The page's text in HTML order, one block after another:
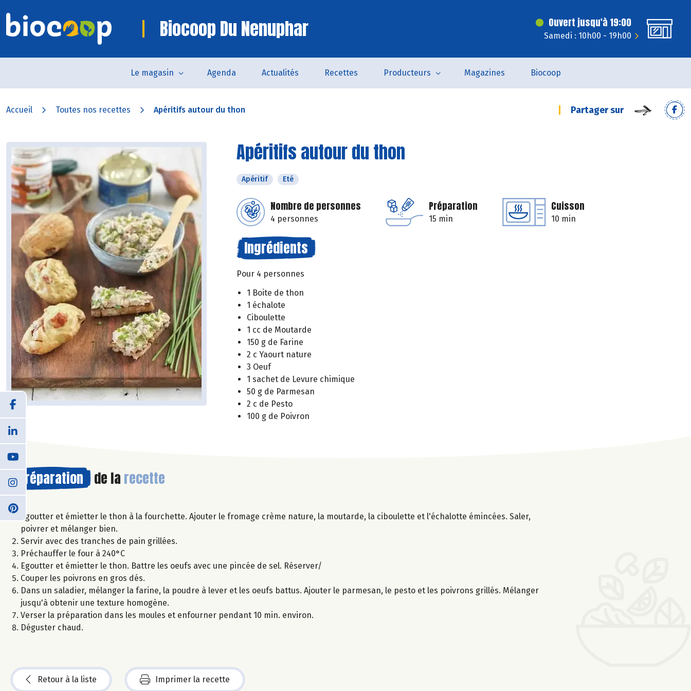
Biocoop Du Nenuphar Ouvert jusqu'à 19:00
Samedi : 10h00 - 19h00
Le magasin Agenda Actualités Recettes Producteurs Magazines Biocoop
Accueil Toutes nos recettes Apéritifs autour du thon Partager sur
Apéritifs autour du thon
Apéritif Eté
Nombre de personnes
4 personnes
Préparation
15 min
Cuisson
10 min
Ingrédients
Pour 4 personnes
1 Boite de thon
1 échalote
Ciboulette
1 cc de Moutarde
150 g de Farine
2 c Yaourt nature
3 Oeuf
1 sachet de Levure chimique
50 g de Parmesan
2 c de Pesto
100 g de Poivron
Préparation de la recette
Egoutter et émietter le thon à la fourchette. Ajouter le fromage crème nature, la moutarde, la ciboulette et l'échalotte émincées. Saler,
poivrer et mélanger bien.
Servir avec des tranches de pain grillées.
Préchauffer le four à 240°C
Egoutter et émietter le thon. Battre les oeufs avec une pincée de sel. Réserver/
Couper les poivrons en gros dés.
Dans un saladier, mélanger la farine, la poudre à lever et les oeufs battus. Ajouter le parmesan, le pesto et les poivrons grillés. Mélanger
jusqu'à obtenir une texture homogène.
Verser la préparation dans les moules et enfourner pendant 10 min. environ.
Déguster chaud.
Retour à la liste Imprimer la recette